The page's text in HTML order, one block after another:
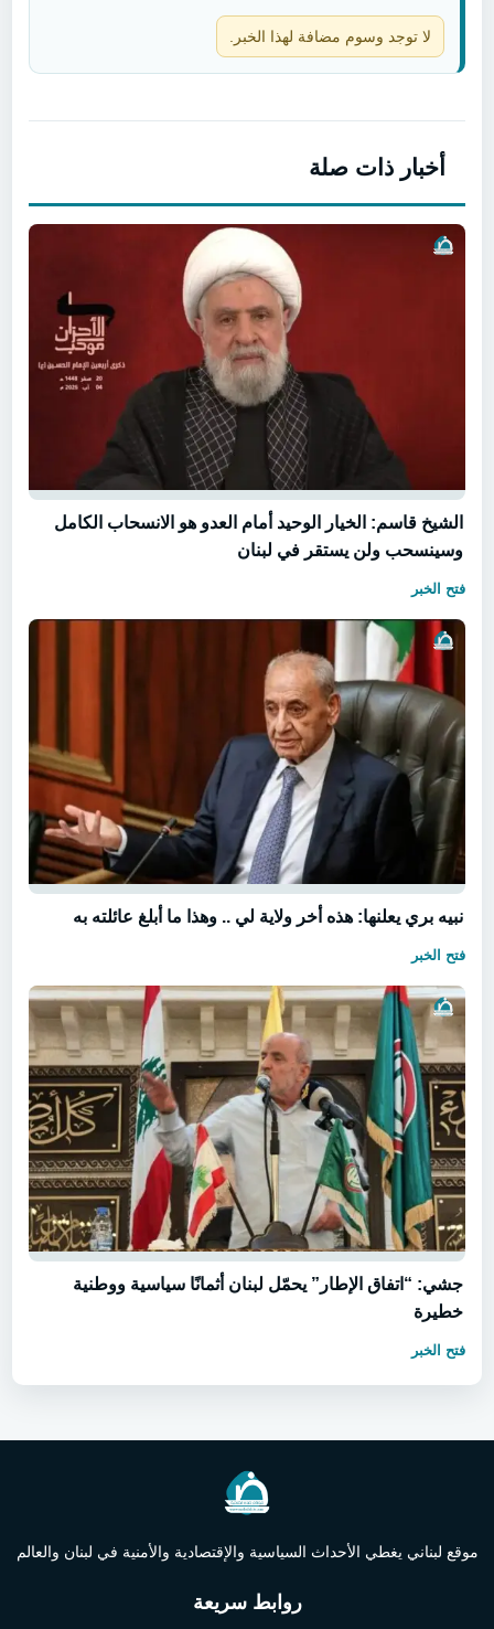
لا توجد وسوم مضافة لهذا الخبر.
أخبار ذات صلة
الشيخ قاسم: الخيار الوحيد أمام العدو هو الانسحاب الكامل
وسينسحب ولن يستقر في لبنان
فتح الخبر
نبيه بري يعلنها: هذه أخر ولاية لي .. وهذا ما أبلغ عائلته به
فتح الخبر
جشي: “اتفاق الإطار” يحمّل لبنان أثمانًا سياسية ووطنية
خطيرة
فتح الخبر
موقع لبناني يغطي الأحداث السياسية والإقتصادية والأمنية في لبنان والعالم
روابط سريعة